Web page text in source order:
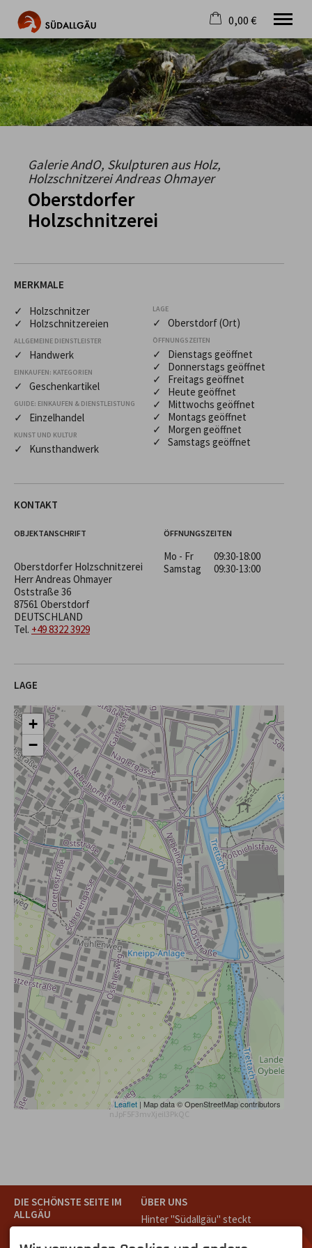
Die schönste Seite im Allgäu
Aktuell
Destination
Gastgeber
Wandern
Mountainbike
Tipps
Jobs
0,00 €
×
Warenkorb ist leer
Galerie AndO, Skulpturen aus Holz,
Holzschnitzerei Andreas Ohmayer
Oberstdorfer
Holzschnitzerei
MERKMALE
✓ Holzschnitzer
✓ Holzschnitzereien
ALLGEMEINE DIENSTLEISTER
✓ Handwerk
EINKAUFEN: KATEGORIEN
✓ Geschenkartikel
GUIDE: EINKAUFEN & DIENSTLEISTUNG
✓ Einzelhandel
KUNST UND KULTUR
✓ Kunsthandwerk
LAGE
✓ Oberstdorf (Ort)
ÖFFNUNGSZEITEN
✓ Dienstags geöffnet
✓ Donnerstags geöffnet
✓ Freitags geöffnet
✓ Heute geöffnet
✓ Mittwochs geöffnet
✓ Montags geöffnet
✓ Morgen geöffnet
✓ Samstags geöffnet
KONTAKT
OBJEKTANSCHRIFT
Oberstdorfer Holzschnitzerei
Herr Andreas Ohmayer
Oststraße 36
87561 Oberstdorf
DEUTSCHLAND
Tel. +49 8322 3929
ÖFFNUNGSZEITEN
Mo - Fr
09:30-18:00
Samstag
09:30-13:00
LAGE
+
−
Leaflet | Map data © OpenStreetMap contributors
nJpF5F3mvXjeil3PkQC
DIE SCHÖNSTE SEITE IM
ALLGÄU
Teil des Oberallgäus. Es
ÜBER UNS
Hinter "Südallgäu" steckt
Oberstdorf.